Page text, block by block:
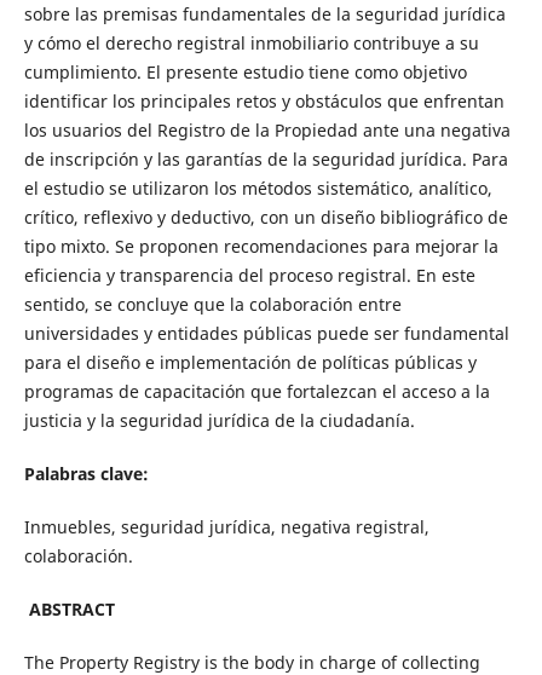
sobre las premisas fundamentales de la seguridad jurídica
y cómo el derecho registral inmobiliario contribuye a su
cumplimiento. El presente estudio tiene como objetivo
identificar los principales retos y obstáculos que enfrentan
los usuarios del Registro de la Propiedad ante una negativa
de inscripción y las garantías de la seguridad jurídica. Para
el estudio se utilizaron los métodos sistemático, analítico,
crítico, reflexivo y deductivo, con un diseño bibliográfico de
tipo mixto. Se proponen recomendaciones para mejorar la
eficiencia y transparencia del proceso registral. En este
sentido, se concluye que la colaboración entre
universidades y entidades públicas puede ser fundamental
para el diseño e implementación de políticas públicas y
programas de capacitación que fortalezcan el acceso a la
justicia y la seguridad jurídica de la ciudadanía.
Palabras clave:
Inmuebles, seguridad jurídica, negativa registral,
colaboración.
ABSTRACT
The Property Registry is the body in charge of collecting